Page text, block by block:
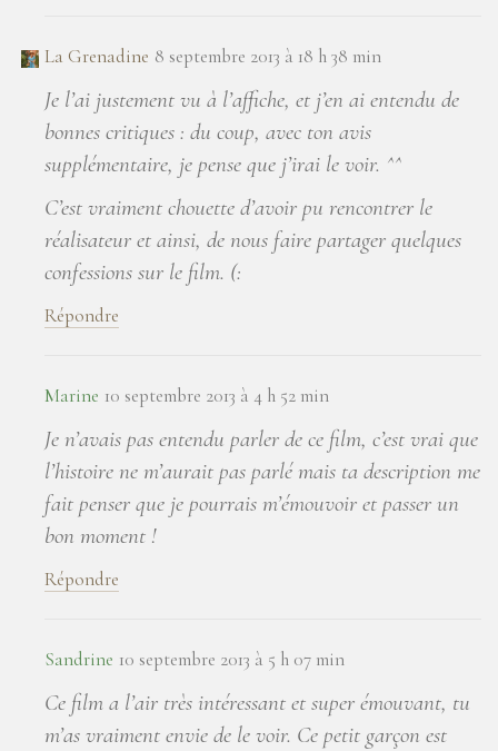
La Grenadine 8 septembre 2013 à 18 h 38 min
Je l’ai justement vu à l’affiche, et j’en ai entendu de
bonnes critiques : du coup, avec ton avis
supplémentaire, je pense que j’irai le voir. ^^
C’est vraiment chouette d’avoir pu rencontrer le
réalisateur et ainsi, de nous faire partager quelques
confessions sur le film. (:
Répondre
Marine 10 septembre 2013 à 4 h 52 min
Je n’avais pas entendu parler de ce film, c’est vrai que
l’histoire ne m’aurait pas parlé mais ta description me
fait penser que je pourrais m’émouvoir et passer un
bon moment !
Répondre
Sandrine 10 septembre 2013 à 5 h 07 min
Ce film a l’air très intéressant et super émouvant, tu
m’as vraiment envie de le voir. Ce petit garçon est